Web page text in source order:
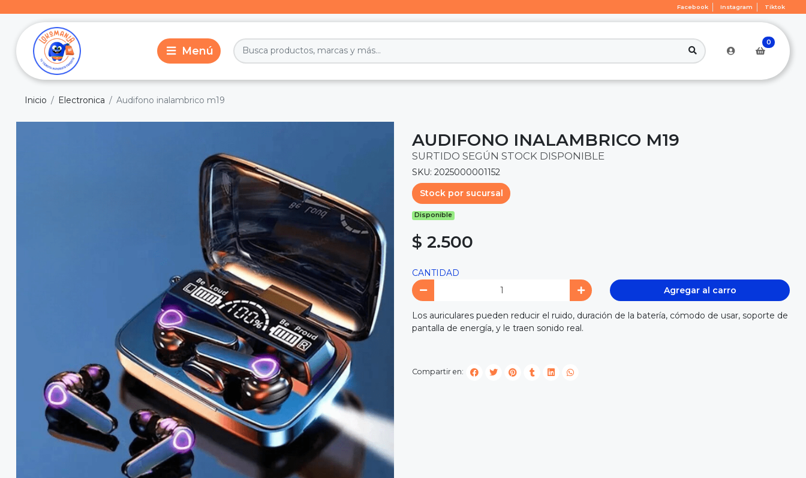
Facebook Instagram Tiktok
0
Inicio Electronica Audifono inalambrico m19
AUDIFONO INALAMBRICO M19
SURTIDO SEGÚN STOCK DISPONIBLE
SKU: 2025000001152
Stock por sucursal
Disponible
$ 2.500
CANTIDAD
Agregar al carro
Los auriculares pueden reducir el ruido, duración de la batería, cómodo de usar, soporte de
pantalla de energía, y le traen sonido real.
Compartir en: